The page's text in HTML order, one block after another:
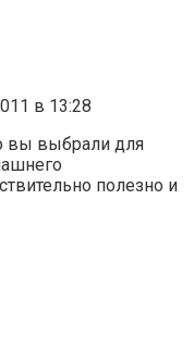
в 13:28
вы выбрали для
полезно и